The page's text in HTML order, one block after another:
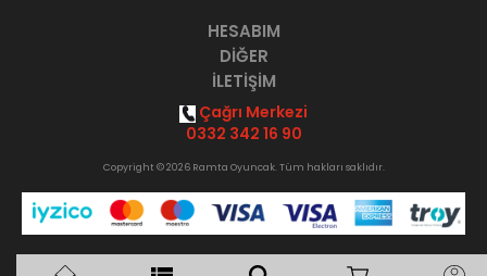
HESABIM
DİĞER
İLETİŞİM
Çağrı Merkezi
0332 342 16 90
Copyright © 2026 Ramta Oyuncak. Tüm hakları saklıdır.
B2B Yazılımıile hazırlanmıştır.